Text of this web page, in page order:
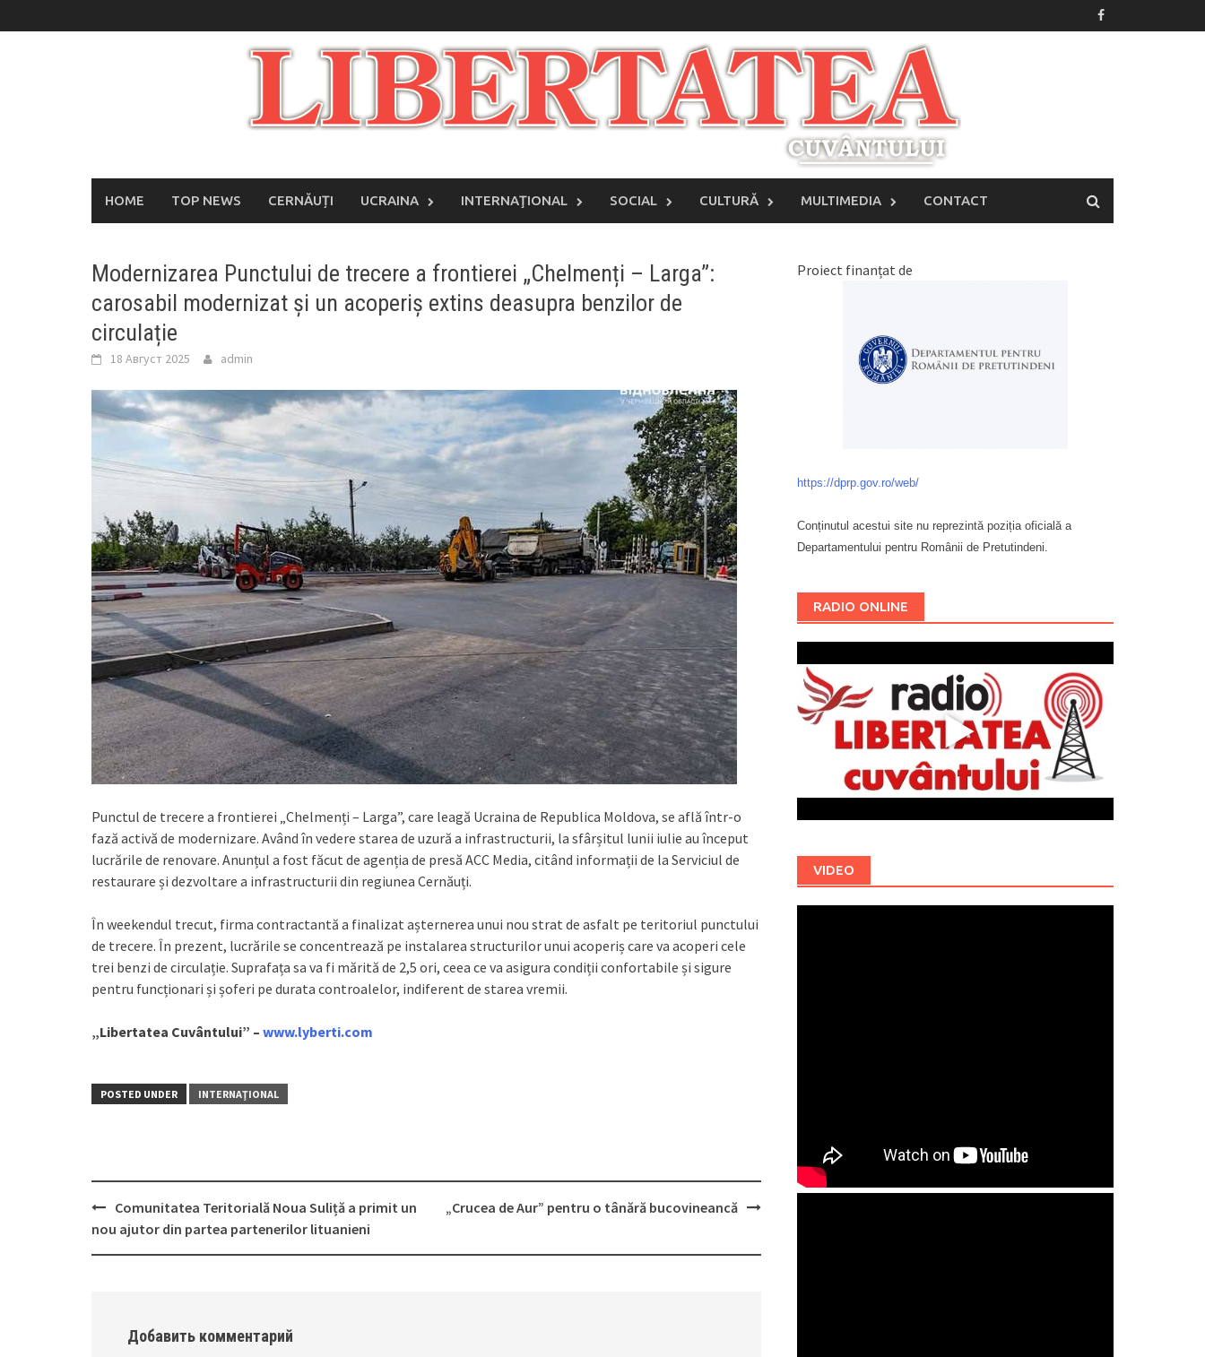
to
HOME TOP NEWS CERNĂUȚI UCRAINA INTERNAŢIONAL SOCIAL CULTURĂ MULTIMEDIA CONTACT
Modernizarea Punctului de trecere a frontierei „Chelmenți – Larga”:
carosabil modernizat și un acoperiș extins deasupra benzilor de
circulație
18 Август 2025 admin
Punctul de trecere a frontierei „Chelmenți – Larga”, care leagă Ucraina de Republica Moldova, se află într-o
fază activă de modernizare. Având în vedere starea de uzură a infrastructurii, la sfârșitul lunii iulie au început
lucrările de renovare. Anunțul a fost făcut de agenția de presă ACC Media, citând informații de la Serviciul de
restaurare și dezvoltare a infrastructurii din regiunea Cernăuți.
În weekendul trecut, firma contractantă a finalizat așternerea unui nou strat de asfalt pe teritoriul punctului
de trecere. În prezent, lucrările se concentrează pe instalarea structurilor unui acoperiș care va acoperi cele
trei benzi de circulație. Suprafața sa va fi mărită de 2,5 ori, ceea ce va asigura condiții confortabile și sigure
pentru funcționari și șoferi pe durata controalelor, indiferent de starea vremii.
„Libertatea Cuvântului” – www.lyberti.com
POSTED UNDER INTERNAŢIONAL
Post
navigation
Comunitatea Teritorială Noua Suliță a primit un
nou ajutor din partea partenerilor lituanieni
„Crucea de Aur” pentru o tânără bucovineancă
Добавить комментарий
Proiect finanțat de
https://dprp.gov.ro/web/
Conținutul acestui site nu reprezintă poziția oficială a
Departamentului pentru Românii de Pretutindeni.
RADIO ONLINE
VIDEO